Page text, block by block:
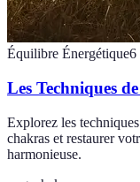
Équilibre Énergétique6
Les Techniques
Explorez les
chakras et restaurer
harmonieuse.